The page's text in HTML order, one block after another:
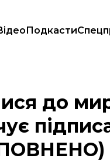
Подкасти
підписання
до